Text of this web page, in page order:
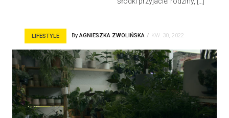
LIFESTYLE ByAGNIESZKA ZWOLIŃSKA KW. 30, 2022